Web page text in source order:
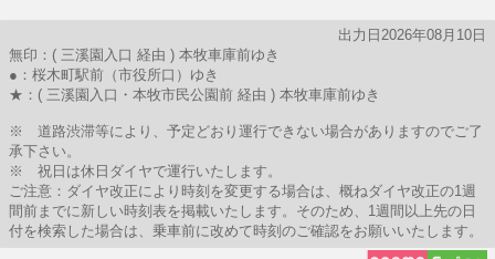
出力日2026年08月10日
無印：( 三溪園入口 経由 ) 本牧車庫前ゆき
●：桜木町駅前（市役所口）ゆき
★：( 三溪園入口・本牧市民公園前 経由 ) 本牧車庫前ゆき
※ 道路渋滞等により、予定どおり運行できない場合がありますのでご了
承下さい。
※ 祝日は休日ダイヤで運行いたします。
ご注意：ダイヤ改正により時刻を変更する場合は、概ねダイヤ改正の1週
間前までに新しい時刻表を掲載いたします。そのため、1週間以上先の日
付を検索した場合は、乗車前に改めて時刻のご確認をお願いいたします。